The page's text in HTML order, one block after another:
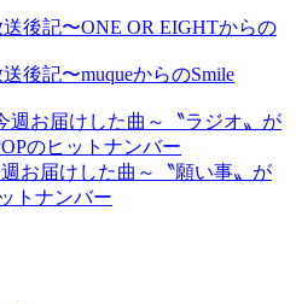
記〜ONE OR EIGHTからの
記〜muqueからのSmile
お届けした曲～〝ラジオ〟が
のヒットナンバー
お届けした曲～〝願い事〟が
トナンバー